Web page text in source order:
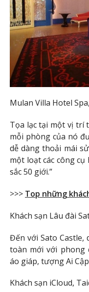
Mulan Villa Hotel
Tọa lạc tại một vị trí
mỗi phòng của nó
dễ dàng thoải mái
một loạt các công
sắc 50 giới.”
>>> Top những
Khách sạn Lâu đài
Đến với Sato Castle,
toàn mới với phong
áo giáp, tượng Ai Cập
Khách sạn iCloud,